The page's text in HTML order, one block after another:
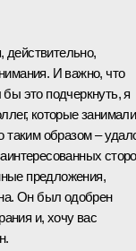
И важно, что
это подчеркнуть, я
которые
таким образом –
предложения,
Он был одобрен
и, хочу вас